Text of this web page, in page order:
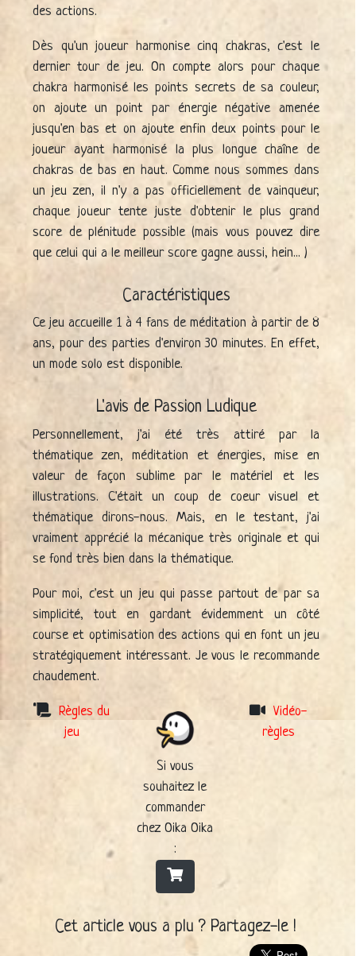
des actions.
Dès qu'un joueur harmonise cinq chakras, c'est le
dernier tour de jeu. On compte alors pour chaque
chakra harmonisé les points secrets de sa couleur,
on ajoute un point par énergie négative amenée
jusqu'en bas et on ajoute enfin deux points pour le
joueur ayant harmonisé la plus longue chaîne de
chakras de bas en haut. Comme nous sommes dans
un jeu zen, il n'y a pas officiellement de vainqueur,
chaque joueur tente juste d'obtenir le plus grand
score de plénitude possible (mais vous pouvez dire
que celui qui a le meilleur score gagne aussi, hein... )
Caractéristiques
Ce jeu accueille 1 à 4 fans de méditation à partir de 8
ans, pour des parties d'environ 30 minutes. En effet,
un mode solo est disponible.
L'avis de Passion Ludique
Personnellement, j'ai été très attiré par la
thématique zen, méditation et énergies, mise en
valeur de façon sublime par le matériel et les
illustrations. C'était un coup de coeur visuel et
thématique dirons-nous. Mais, en le testant, j'ai
vraiment apprécié la mécanique très originale et qui
se fond très bien dans la thématique.
Pour moi, c'est un jeu qui passe partout de par sa
simplicité, tout en gardant évidemment un côté
course et optimisation des actions qui en font un jeu
stratégiquement intéressant. Je vous le recommande
chaudement.
Règles du
jeu
Si vous
souhaitez le
commander
chez Oika Oika
:
Vidéo-
règles
Cet article vous a plu ? Partagez-le !